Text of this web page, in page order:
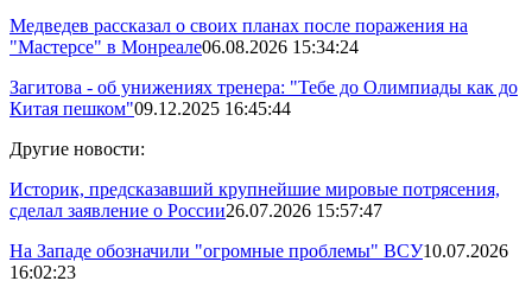
Медведев рассказал о своих планах после поражения на
"Мастерсе" в Монреале06.08.2026 15:34:24
Загитова - об унижениях тренера: "Тебе до Олимпиады как до
Китая пешком"09.12.2025 16:45:44
Другие новости:
Историк, предсказавший крупнейшие мировые потрясения,
сделал заявление о России26.07.2026 15:57:47
На Западе обозначили "огромные проблемы" ВСУ10.07.2026
16:02:23